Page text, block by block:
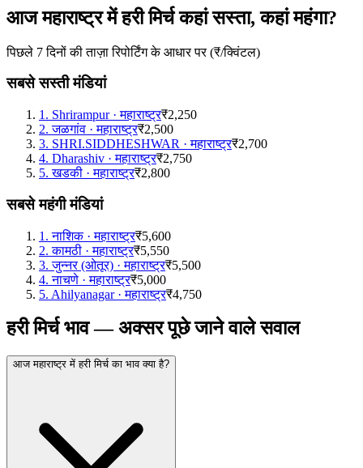
आज महाराष्ट्र में हरी मिर्च कहां सस्ता, कहां महंगा?
पिछले 7 दिनों की ताज़ा रिपोर्टिंग के आधार पर (₹/क्विंटल)
सबसे सस्ती मंडियां
1 . Shrirampur·महाराष्ट्र₹2,250
2.जळगांव ·महाराष्ट्र₹2,500
3. SHRI.SIDDHESHWAR ·महाराष्ट्र₹2,700
4. Dharashiv ·महाराष्ट्र₹2,750
5.खडकी ·महाराष्ट्र₹2,800
सबसे महंगी मंडियां
1 .नाशिक·महाराष्ट्र₹5,600
2.कामठी ·महाराष्ट्र₹5,550
3.जुन्नर (ओतूर) ·महाराष्ट्र₹5,500
4.नाचणे ·महाराष्ट्र₹5,000
5. Ahilyanagar·महाराष्ट्र₹4,750
हरी मिर्च भाव — अक्सर पूछे जाने वाले सवाल
आज महाराष्ट्र में हरी मिर्च का भाव क्या है?